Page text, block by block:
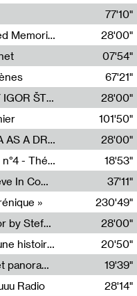
77'10"
Radia Show Show #1101 : Embedded Memories by Jimmy Peggie / radioart106
28'00"
07'54"
67'21"
Radia Show #1100 : 74.48 DB(A) BY IGOR ŠTROMAJER FOR RADIO X
28'00"
101'50"
Radia Show #1099: TEA FM LORCA AS A DREAM
28'00"
Mimésis : MATERIA PRIMA # étude n°4 - Théâtre de l’Aquarium
18'53"
Ok Deluxe (full album) - I Don't Believe In Computing
37'11"
»
230'49"
Radia Show #1098: Radio Tecnicolor by Stefan Nussbaumer & Georg Zichy (Radio Orange 94.0)
28'00"
Mémoires en Creux #2 : Archive d'une histoire artistique
20'50"
Mémoires en Creux #1 : Contexte et panorama
19'39"
Radio
28'14"